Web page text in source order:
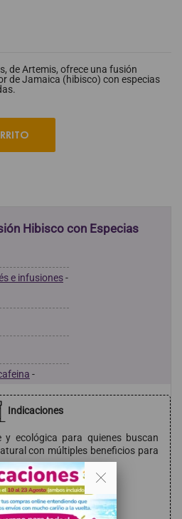
de Artemis, ofrece una fusión
de Jamaica (hibisco) con especias
Hibisco con Especias
e infusiones-
-
Indicaciones
y ecológica para quienes buscan
con múltiples beneficios para
de empleo
.